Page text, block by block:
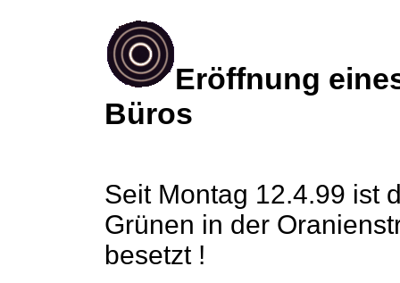
Eröffnung
Büros
Seit Montag 12.4.99 ist
Grünen in der
besetzt !